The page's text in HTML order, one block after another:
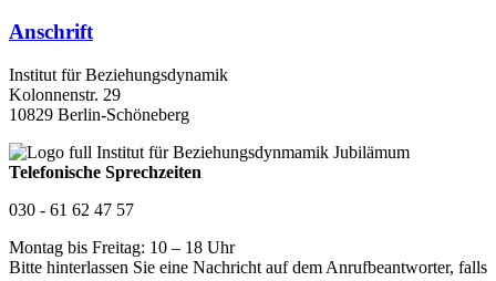
Anschrift
Institut für Beziehungsdynamik
Kolonnenstr. 29
10829 Berlin-Schöneberg
Telefonische Sprechzeiten
030 - 61 62 47 57
Montag bis Freitag: 10 – 18 Uhr
Bitte hinterlassen Sie eine Nachricht auf dem Anrufbeantworter, falls